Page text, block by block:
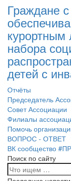
Граждане
курортным
набора
детей с
Отчёты
Председатель
Совет Ассоциации
Филиалы
Помочь
ВОПРОС - ОТВЕТ
ВК сообщество
Поиск по сайту